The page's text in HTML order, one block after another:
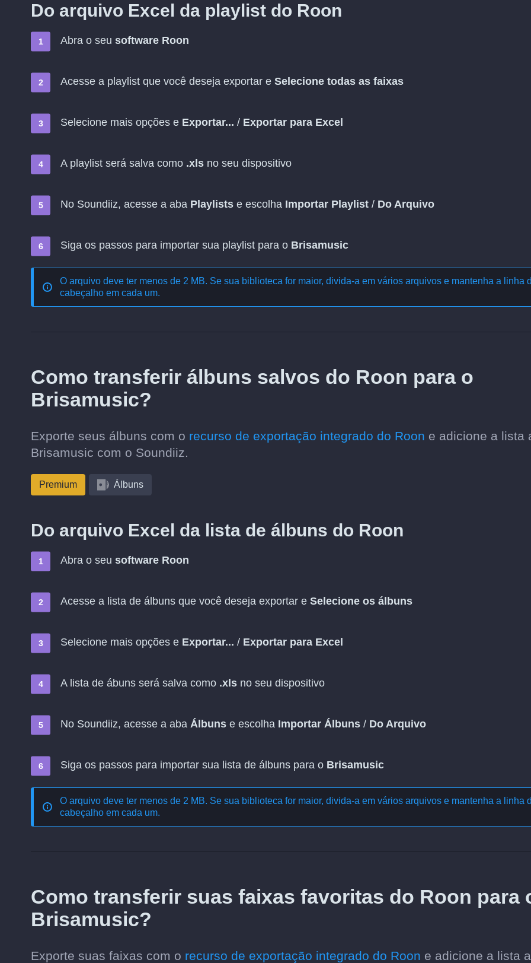
Do arquivo Excel da playlist do Roon
Abra o seu software Roon
Acesse a playlist que você deseja exportar e Selecione todas as faixas
Selecione mais opções e Exportar... / Exportar para Excel
A playlist será salva como .xls no seu dispositivo
No Soundiiz, acesse a aba Playlists e escolha Importar Playlist / Do Arquivo
Siga os passos para importar sua playlist para o Brisamusic
O arquivo deve ter menos de 2 MB. Se sua biblioteca for maior, divida-a em vários arquivos e mantenha a linha
cabeçalho em cada um.
Como transferir álbuns salvos do Roon para o
Brisamusic?
Exporte seus álbuns com o recurso de exportação integrado do Roon e adicione a lista
Brisamusic com o Soundiiz.
Premium Álbuns
Do arquivo Excel da lista de álbuns do Roon
Abra o seu software Roon
Acesse a lista de álbuns que você deseja exportar e Selecione os álbuns
Selecione mais opções e Exportar... / Exportar para Excel
A lista de ábuns será salva como .xls no seu dispositivo
No Soundiiz, acesse a aba Álbuns e escolha Importar Álbuns / Do Arquivo
Siga os passos para importar sua lista de álbuns para o Brisamusic
O arquivo deve ter menos de 2 MB. Se sua biblioteca for maior, divida-a em vários arquivos e mantenha a linha
cabeçalho em cada um.
Como transferir suas faixas favoritas do Roon para
Brisamusic?
Exporte suas faixas com o recurso de exportação integrado do Roon e adicione a lista